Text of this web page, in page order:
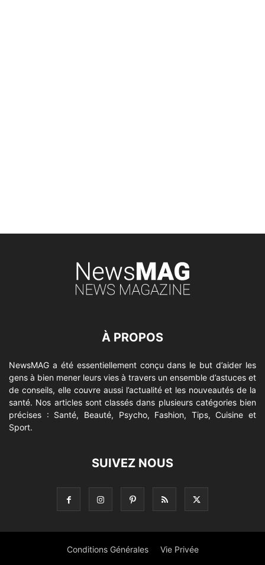
À PROPOS
NewsMAG a été essentiellement conçu dans le but d’aider les
gens à bien mener leurs vies à travers un ensemble d’astuces et
de conseils, elle couvre aussi l’actualité et les nouveautés de la
santé. Nos articles sont classés dans plusieurs catégories bien
précises : Santé, Beauté, Psycho, Fashion, Tips, Cuisine et
Sport.
SUIVEZ NOUS
Conditions Générales Vie Privée